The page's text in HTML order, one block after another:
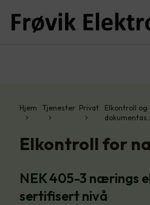
Hjem Tjenester Privat
Elkontroll og
Elkontroll for
NEK 405-3 nærings
sertifisert nivå